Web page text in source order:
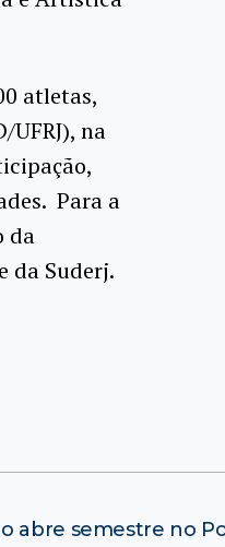
atletas,
UFRJ), na
Para a
da
da Suderj.
abre semestre no